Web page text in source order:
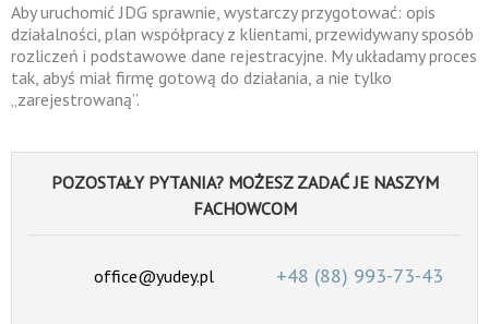
Aby uruchomić JDG sprawnie, wystarczy przygotować: opis
działalności, plan współpracy z klientami, przewidywany sposób
rozliczeń i podstawowe dane rejestracyjne. My układamy proces
tak, abyś miał firmę gotową do działania, a nie tylko
„zarejestrowaną”.
POZOSTAŁY PYTANIA? MOŻESZ ZADAĆ JE NASZYM
FACHOWCOM
office@yudey.pl +48 (88) 993-73-43